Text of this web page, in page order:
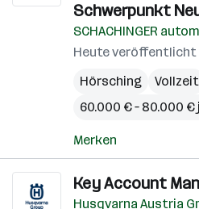
Schwerpunkt
SCHACHINGER
Heute veröffentlicht
Hörsching
Vollzeit
60.000 € – 80.000 €
Merken
Key Account
Husqvarna Austria